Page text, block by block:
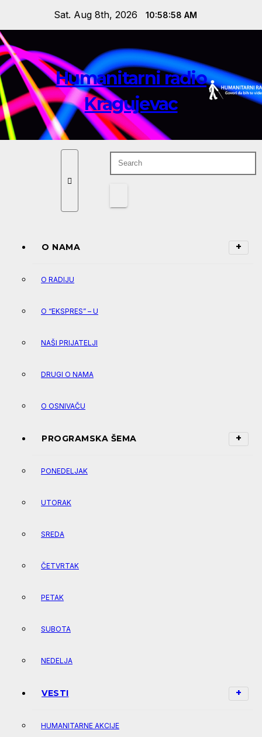
content
Sat. Aug 8th, 2026 10:58:59 AM
Humanitarni radio
Kragujevac
O NAMA
O RADIJU
O “EKSPRES” – U
NAŠI PRIJATELJI
DRUGI O NAMA
O OSNIVAČU
PROGRAMSKA ŠEMA
PONEDELJAK
UTORAK
SREDA
ČETVRTAK
PETAK
SUBOTA
NEDELJA
VESTI
HUMANITARNE AKCIJE